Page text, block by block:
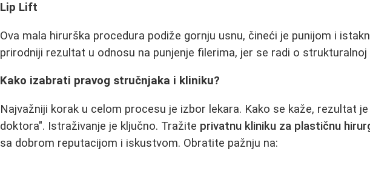
Lip Lift
Ova mala hirurška procedura podiže gornju usnu, čineći je punijom i
prirodniji rezultat u odnosu na punjenje filerima, jer se radi o strukturalnoj
Kako izabrati pravog stručnjaka i kliniku?
Najvažniji korak u celom procesu je izbor lekara. Kako se kaže, rezultat
doktora". Istraživanje je ključno. Tražite privatnu kliniku za plastičnu
sa dobrom reputacijom i iskustvom. Obratite pažnju na: